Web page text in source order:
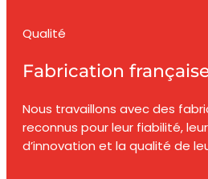
Qualité
Fabrication
Nous travaillons avec des
reconnus pour leur fiabilité,
d’innovation et la qualité de